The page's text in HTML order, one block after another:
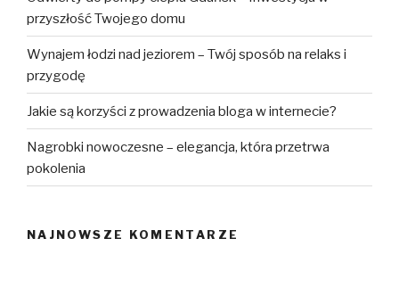
przyszłość Twojego domu
Wynajem łodzi nad jeziorem – Twój sposób na relaks i
przygodę
Jakie są korzyści z prowadzenia bloga w internecie?
Nagrobki nowoczesne – elegancja, która przetrwa
pokolenia
NAJNOWSZE KOMENTARZE